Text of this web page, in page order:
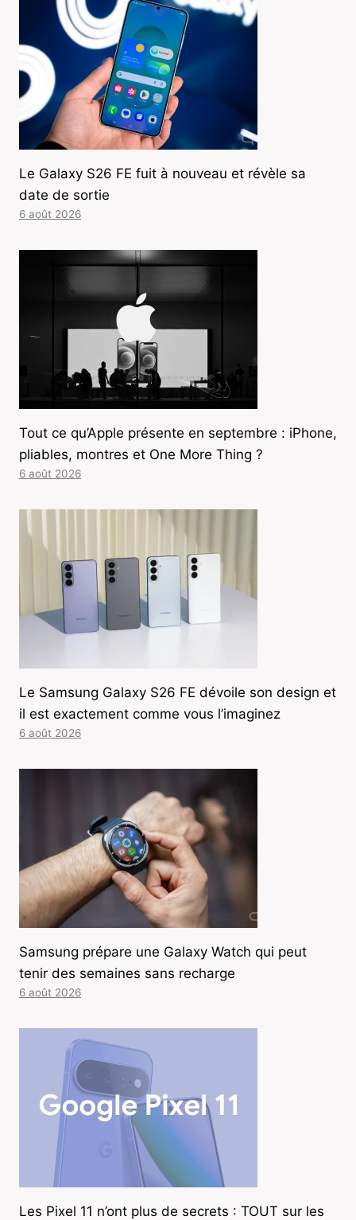
Le Galaxy S26 FE fuit à nouveau et révèle sa
date de sortie
6 août 2026
Tout ce qu’Apple présente en septembre : iPhone,
pliables, montres et One More Thing ?
6 août 2026
Le Samsung Galaxy S26 FE dévoile son design et
il est exactement comme vous l’imaginez
6 août 2026
Samsung prépare une Galaxy Watch qui peut
tenir des semaines sans recharge
6 août 2026
Les Pixel 11 n’ont plus de secrets : TOUT sur les